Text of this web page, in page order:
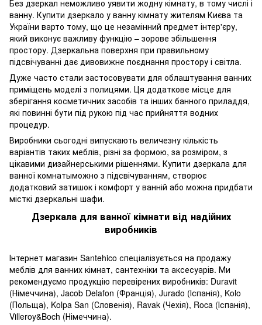
Без дзеркал неможливо уявити жодну кімнату, в тому числі і
ванну. Купити дзеркало у ванну кімнату жителям Києва та
України варто тому, що це незамінний предмет інтер'єру,
який виконує важливу функцію – зорове збільшення
простору. Дзеркальна поверхня при правильному
підсвічуванні дає дивовижне поєднання простору і світла.
Дуже часто стали застосовувати для облаштування ванних
приміщень моделі з полицями. Ця додаткове місце для
зберігання косметичних засобів та інших банного приладдя,
які повинні бути під рукою під час прийняття водних
процедур.
Виробники сьогодні випускають величезну кількість
варіантів таких меблів, різні за формою, за розміром, з
цікавими дизайнерськими рішеннями. Купити дзеркала для
ванної комнатыможно з підсвічуванням, створює
додатковий затишок і комфорт у ванній або можна придбати
місткі дзеркальні шафи.
Дзеркала для ванної кімнати від надійних
виробників
Інтернет магазин Santehico спеціалізується на продажу
меблів для ванних кімнат, сантехніки та аксесуарів. Ми
рекомендуємо продукцію перевірених виробників: Duravit
(Німеччина), Jacob Delafon (Франція), Jurado (Іспанія), Kolo
(Польща), Kolpa San (Словенія), Ravak (Чехія), Roca (Іспанія),
Villeroy&Boch (Німеччина).